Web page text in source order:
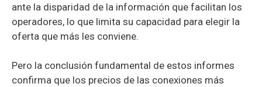
ante la disparidad de la información que facilitan los
operadores, lo que limita su capacidad para elegir la
oferta que más les conviene.
Pero la conclusión fundamental de estos informes
confirma que los precios de las conexiones más